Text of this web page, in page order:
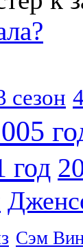
сезон
год
Сэм